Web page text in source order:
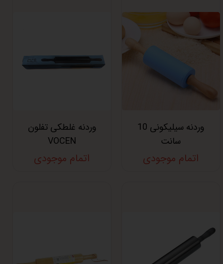
وردنه سیلیکونی 10
سانت
اتمام موجودی
وردنه غلطکی تفلون
VOCEN
اتمام موجودی